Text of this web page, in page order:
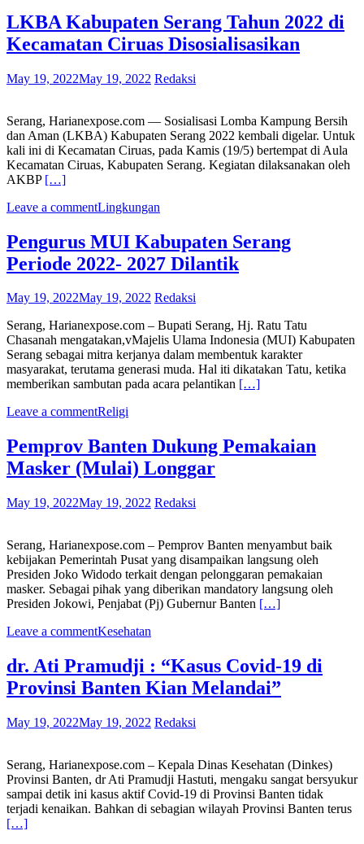
LKBA Kabupaten Serang Tahun 2022 di
Kecamatan Ciruas Disosialisasikan
May 19, 2022May 19, 2022 Redaksi
Serang, Harianexpose.com — Sosialisasi Lomba Kampung Bersih
dan Aman (LKBA) Kabupaten Serang 2022 kembali digelar. Untuk
kali ini di Kecamatan Ciruas, pada Kamis (19/5) bertempat di Aula
Kecamatan Ciruas, Kabupaten Serang. Kegiatan dilaksanakan oleh
AKBP […]
Leave a commentLingkungan
Pengurus MUI Kabupaten Serang
Periode 2022- 2027 Dilantik
May 19, 2022May 19, 2022 Redaksi
Serang, Harianexpose.com – Bupati Serang, Hj. Ratu Tatu
Chasanah mengatakan,vMajelis Ulama Indonesia (MUI) Kabupaten
Serang sebagai mitra kerjanya dalam membentuk karakter
masyarakat, terutama generasi muda. Hal iti dikatakan Tatu, ketika
memberikan sambutan pada acara pelantikan […]
Leave a commentReligi
Pemprov Banten Dukung Pemakaian
Masker (Mulai) Longgar
May 19, 2022May 19, 2022 Redaksi
Serang, Harianexpose.com – Pemprov Banten menyambut baik
kebijakan Pemerintah Pusat yang disampaikan langsung oleh
Presiden Joko Widodo terkait dengan pelonggaran pemakaian
masker. Sebagai pihak yang diberikan mandatory langsung oleh
Presiden Jokowi, Penjabat (Pj) Gubernur Banten […]
Leave a commentKesehatan
dr. Ati Pramudji : “Kasus Covid-19 di
Provinsi Banten Kian Melandai”
May 19, 2022May 19, 2022 Redaksi
Serang, Harianexpose.com – Kepala Dinas Kesehatan (Dinkes)
Provinsi Banten, dr Ati Pramudji Hastuti, mengaku sangat bersyukur
sampai detik ini kasus aktif Covid-19 di Provinsi Banten tidak
terjadi kenaikan. Bahkan di sebagian wilayah Provinsi Banten terus
[…]